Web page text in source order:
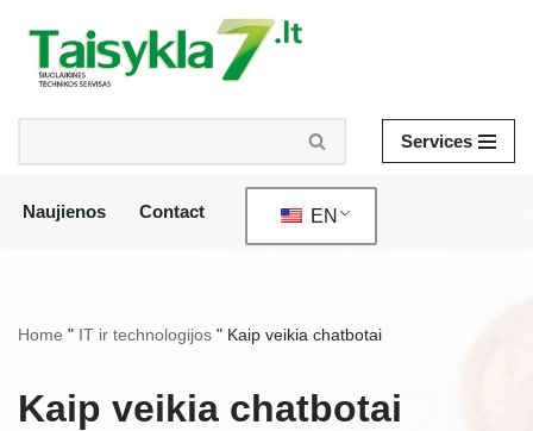
Skip
content
Services
Naujienos Contact EN
Home " IT ir technologijos " Kaip veikia chatbotai
Kaip veikia chatbotai